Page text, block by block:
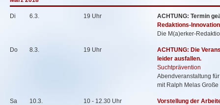
Di 6.3. 19 Uhr
ACHTUNG: Termin
Redaktions-
Die M(a)erker-
Do 8.3. 19 Uhr
ACHTUNG: Die
leider ausfallen.
Suchtprävention
Abendveranstaltung
mit Ralph Melas Große
Sa 10.3. 10 - 12.30 Uhr
Vorstellung der